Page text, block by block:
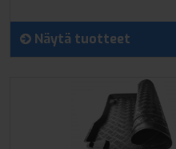
Näytä tuotteet